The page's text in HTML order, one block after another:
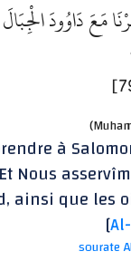
مَعَ دَاوُودَ
à
Nous
ainsi que les
[
sourate